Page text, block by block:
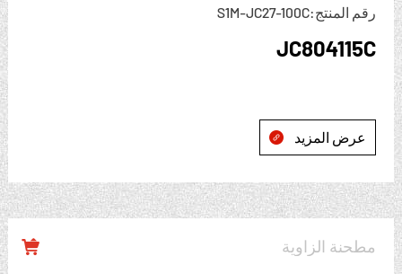
رقم المنتج:S1M-JC27-100C
JC804115C
عرض المزيد 
مطحنة الزاوية 